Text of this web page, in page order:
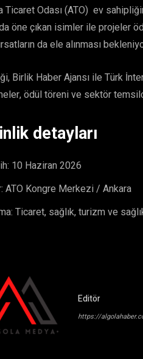
Ticaret Odası (ATO) ev
öne çıkan isimler ile projeler
da ele alınması
Birlik Haber Ajansı ile Türk
ödül töreni ve sektör
detayları
10 Haziran 2026
ATO Kongre Merkezi / Ankara
Ticaret, sağlık, turizm ve
Editör
https://